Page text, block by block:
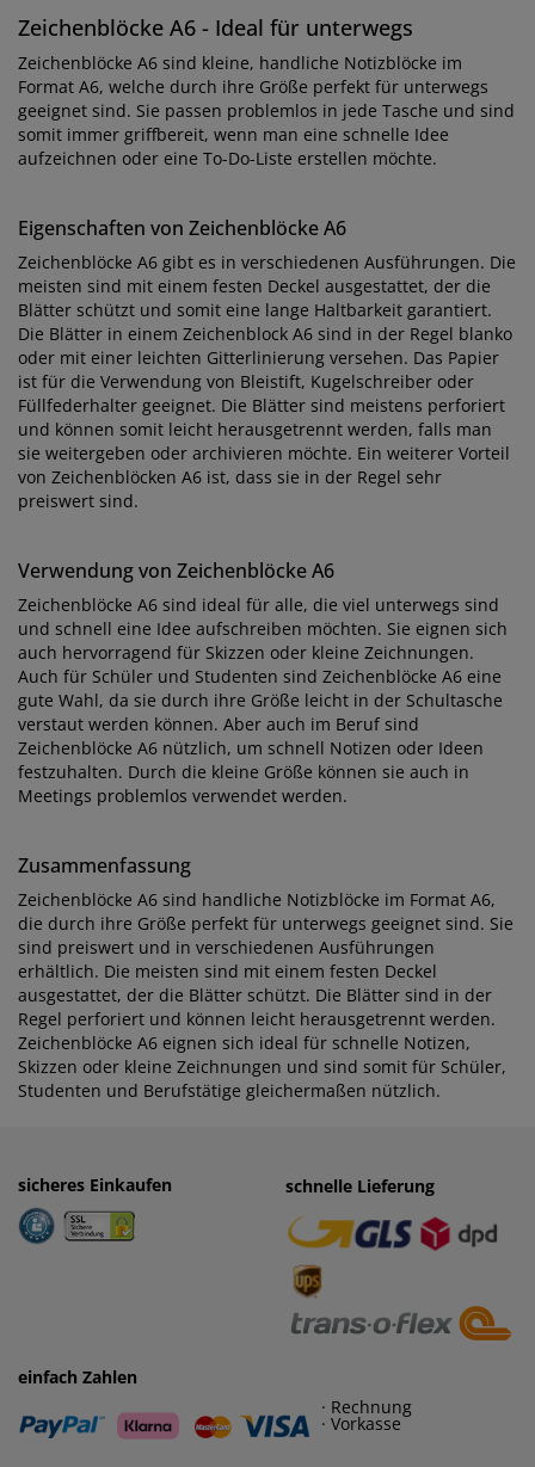
Zeichenblöcke A6 - Ideal für unterwegs
Zeichenblöcke A6 sind kleine, handliche Notizblöcke im
Format A6, welche durch ihre Größe perfekt für unterwegs
geeignet sind. Sie passen problemlos in jede Tasche und sind
somit immer griffbereit, wenn man eine schnelle Idee
aufzeichnen oder eine To-Do-Liste erstellen möchte.
Eigenschaften von Zeichenblöcke A6
Zeichenblöcke A6 gibt es in verschiedenen Ausführungen. Die
meisten sind mit einem festen Deckel ausgestattet, der die
Blätter schützt und somit eine lange Haltbarkeit garantiert.
Die Blätter in einem Zeichenblock A6 sind in der Regel blanko
oder mit einer leichten Gitterlinierung versehen. Das Papier
ist für die Verwendung von Bleistift, Kugelschreiber oder
Füllfederhalter geeignet. Die Blätter sind meistens perforiert
und können somit leicht herausgetrennt werden, falls man
sie weitergeben oder archivieren möchte. Ein weiterer Vorteil
von Zeichenblöcken A6 ist, dass sie in der Regel sehr
preiswert sind.
Verwendung von Zeichenblöcke A6
Zeichenblöcke A6 sind ideal für alle, die viel unterwegs sind
und schnell eine Idee aufschreiben möchten. Sie eignen sich
auch hervorragend für Skizzen oder kleine Zeichnungen.
Auch für Schüler und Studenten sind Zeichenblöcke A6 eine
gute Wahl, da sie durch ihre Größe leicht in der Schultasche
verstaut werden können. Aber auch im Beruf sind
Zeichenblöcke A6 nützlich, um schnell Notizen oder Ideen
festzuhalten. Durch die kleine Größe können sie auch in
Meetings problemlos verwendet werden.
Zusammenfassung
Zeichenblöcke A6 sind handliche Notizblöcke im Format A6,
die durch ihre Größe perfekt für unterwegs geeignet sind. Sie
sind preiswert und in verschiedenen Ausführungen
erhältlich. Die meisten sind mit einem festen Deckel
ausgestattet, der die Blätter schützt. Die Blätter sind in der
Regel perforiert und können leicht herausgetrennt werden.
Zeichenblöcke A6 eignen sich ideal für schnelle Notizen,
Skizzen oder kleine Zeichnungen und sind somit für Schüler,
Studenten und Berufstätige gleichermaßen nützlich.
sicheres Einkaufen einfaches Zahlen
· Rechnung
· Vorkasse
schnelle Lieferung
einfach Zahlen
· Rechnung
· Vorkasse